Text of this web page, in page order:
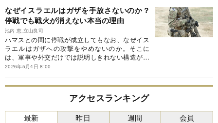
方だけでなく、国家の判断にも影響を及ぼしてい
る。なぜイスラエルはガザから撤退できないの
か。※本稿は、イスラーム研究者の池内 恵編著
『「世界を動かす宗教」講義』（PHP研究所）の
うち、国際政治学者・立山良司氏による執筆部分
の一部を抜粋・編集したものです。
なぜイスラエルはガザを手放さないのか？
停戦でも戦火が消えない本当の理由
池内 恵,立山良司
ハマスとの間に停戦が成立してもなお、なぜイス
ラエルはガザへの攻撃をやめないのか。そこに
は、軍事や外交だけでは説明しきれない構造があ
る。「約束の地」という思想がどのように国家と
るのか、その背景を読み解く。※本稿は、イスラ
ーム研究者の池内 恵編著『「世界を動かす宗教」
講義』（PHP研究所）のうち、国際政治学者・立
山良司氏による執筆部分の一部を抜粋・編集した
ものです。
2026年5月4日 8:00
アクセスランキング
最新 昨日 週間 会員